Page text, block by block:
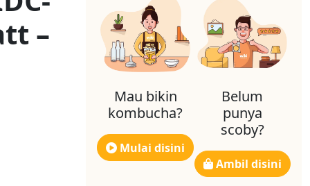
Mau bikin
kombucha?
Mulai disini
Belum
punya
scoby?
Ambil disini
–